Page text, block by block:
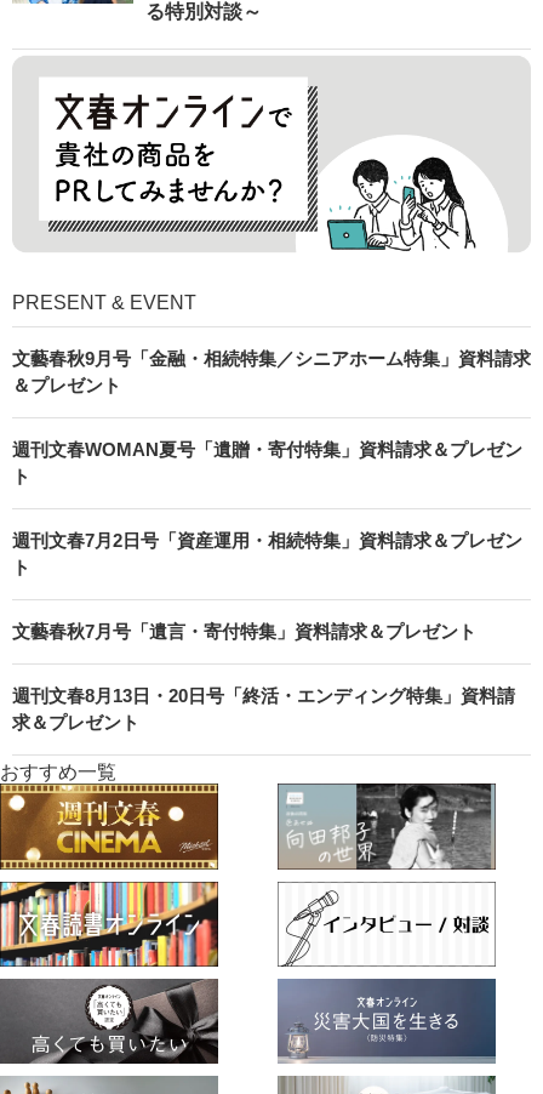
る特別対談～
PRESENT & EVENT
文藝春秋9月号「金融・相続特集／シニアホーム特集」資料請求
＆プレゼント
週刊文春WOMAN夏号「遺贈・寄付特集」資料請求＆プレゼン
ト
週刊文春7月2日号「資産運用・相続特集」資料請求＆プレゼン
ト
文藝春秋7月号「遺言・寄付特集」資料請求＆プレゼント
週刊文春8月13日・20日号「終活・エンディング特集」資料請
求＆プレゼント
おすすめ一覧